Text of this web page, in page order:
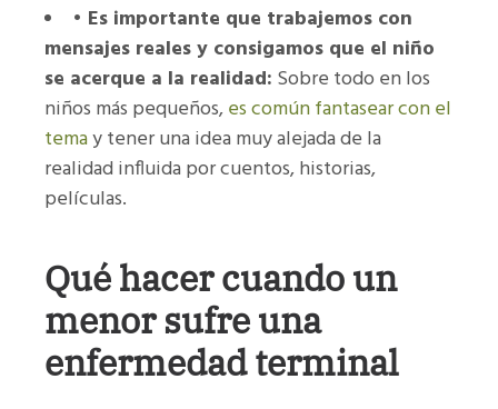
• Es importante que trabajemos con
mensajes reales y consigamos que el niño
se acerque a la realidad: Sobre todo en los
niños más pequeños,es común fantasear con el
temay tener una idea muy alejada de la
realidad influida por cuentos, historias,
películas.
Qué hacer cuando un
menor sufre una
enfermedad terminal